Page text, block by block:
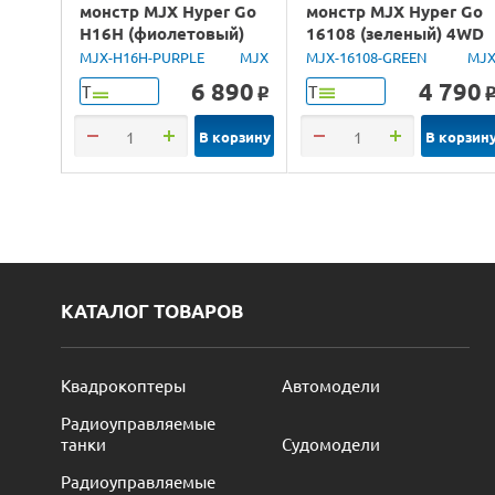
монстр MJX Hyper Go
H16H (фиолетовый)
4WD 2.4G LED GPS
1/16 RTR
MJX-H16H-PURPLE MJX
Т 6 890 o
В корзину
монстр MJX Hyper Go
16108 (зеленый) 4WD
2.4G LED 1/16 RTR
MJX-16108-GREEN MJX
Т 4 790 o
В
КАТАЛОГ ТОВАРОВ
Квадрокоптеры
Автомодели
Радиоуправляемые
танки
Судомодели
Радиоуправляемые